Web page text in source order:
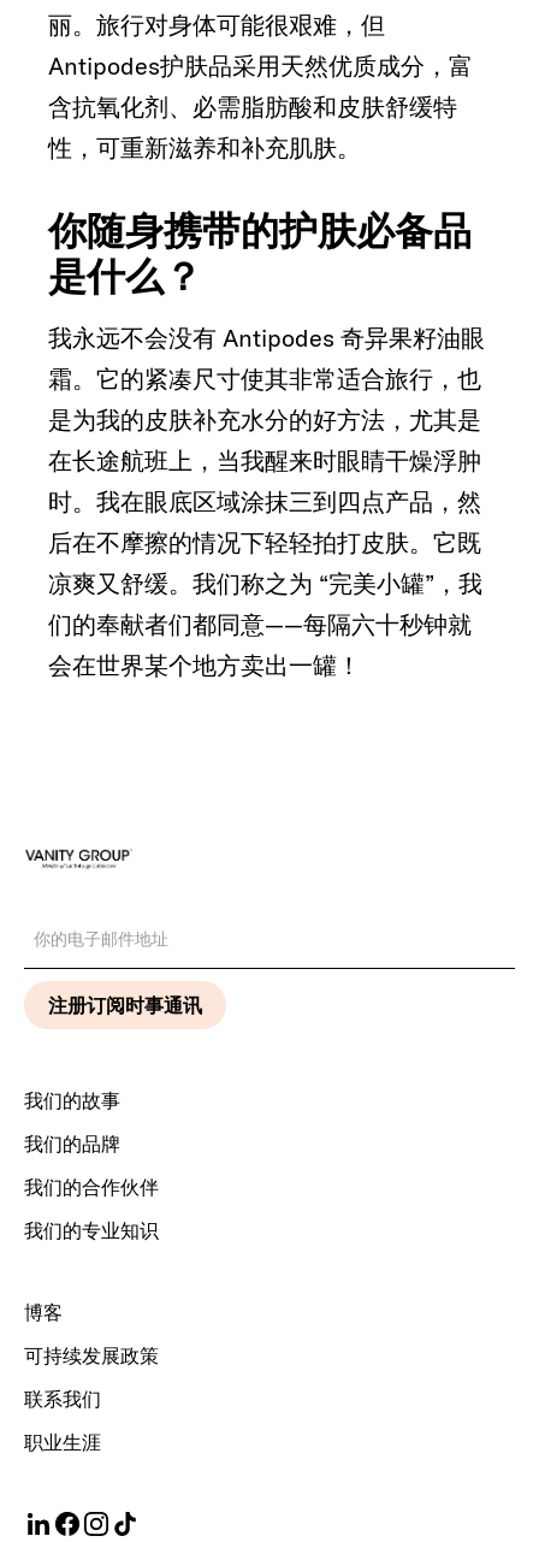
丽。旅行对身体可能很艰难，但
Antipodes护肤品采用天然优质成分，富
含抗氧化剂、必需脂肪酸和皮肤舒缓特
性，可重新滋养和补充肌肤。
你随身携带的护肤必备品
是什么？
我永远不会没有 Antipodes 奇异果籽油眼
霜。它的紧凑尺寸使其非常适合旅行，也
是为我的皮肤补充水分的好方法，尤其是
在长途航班上，当我醒来时眼睛干燥浮肿
时。我在眼底区域涂抹三到四点产品，然
后在不摩擦的情况下轻轻拍打皮肤。它既
凉爽又舒缓。我们称之为 “完美小罐”，我
们的奉献者们都同意——每隔六十秒钟就
会在世界某个地方卖出一罐！
我们的故事
我们的品牌
我们的合作伙伴
我们的专业知识
博客
可持续发展政策
联系我们
职业生涯